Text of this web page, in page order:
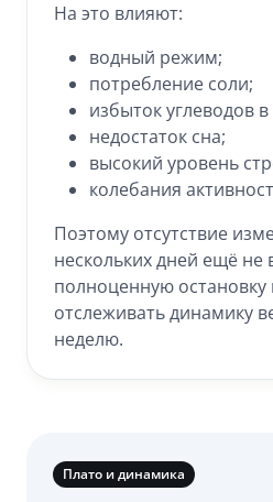
На это влияют:
водный режим;
потребление соли;
избыток углеводов
недостаток сна;
высокий уровень
колебания
Поэтому отсутствие
нескольких дней ещё не
полноценную
отслеживать динамику
неделю.
Плато и динамика